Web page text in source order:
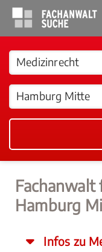
Hamburg
Infos zu